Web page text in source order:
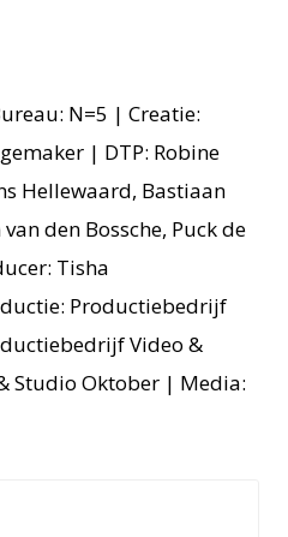
N=5 | Creatie:
| DTP: Robine
Hellewaard, Bastiaan
den Bossche, Puck de
Tisha
Productiebedrijf
Video &
Studio Oktober | Media: